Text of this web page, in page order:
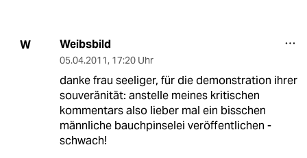
W Weibsbild
05.04.2011, 17:20 Uhr
danke frau seeliger, für die demonstration ihrer
souveränität: anstelle meines kritischen
kommentars also lieber mal ein bisschen
männliche bauchpinselei veröffentlichen -
schwach!